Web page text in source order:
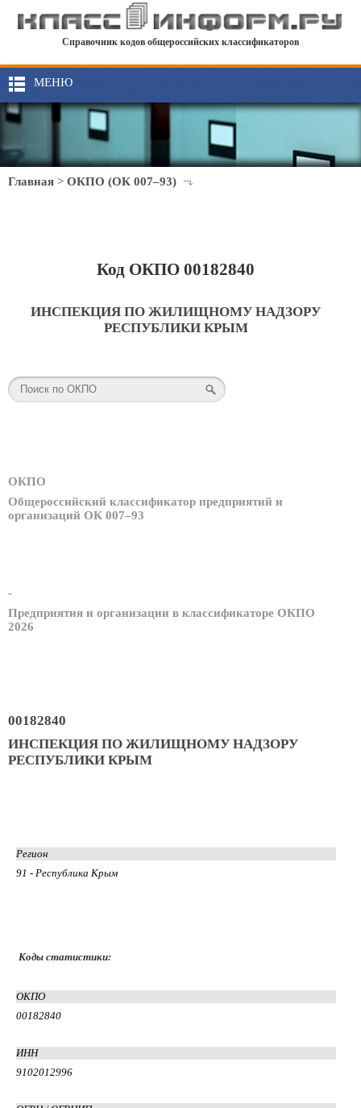
Справочник кодов общероссийских классификаторов
МЕНЮ
Главная > ОКПО (ОК 007–93)
Код ОКПО 00182840
ИНСПЕКЦИЯ ПО ЖИЛИЩНОМУ НАДЗОРУ
РЕСПУБЛИКИ КРЫМ
ОКПО
Общероссийский классификатор предприятий и
организаций ОК 007–93
-
Предприятия и организации в классификаторе ОКПО
2026
00182840
ИНСПЕКЦИЯ ПО ЖИЛИЩНОМУ НАДЗОРУ
РЕСПУБЛИКИ КРЫМ
Регион
91 - Республика Крым
Коды статистики:
ОКПО
00182840
ИНН
9102012996